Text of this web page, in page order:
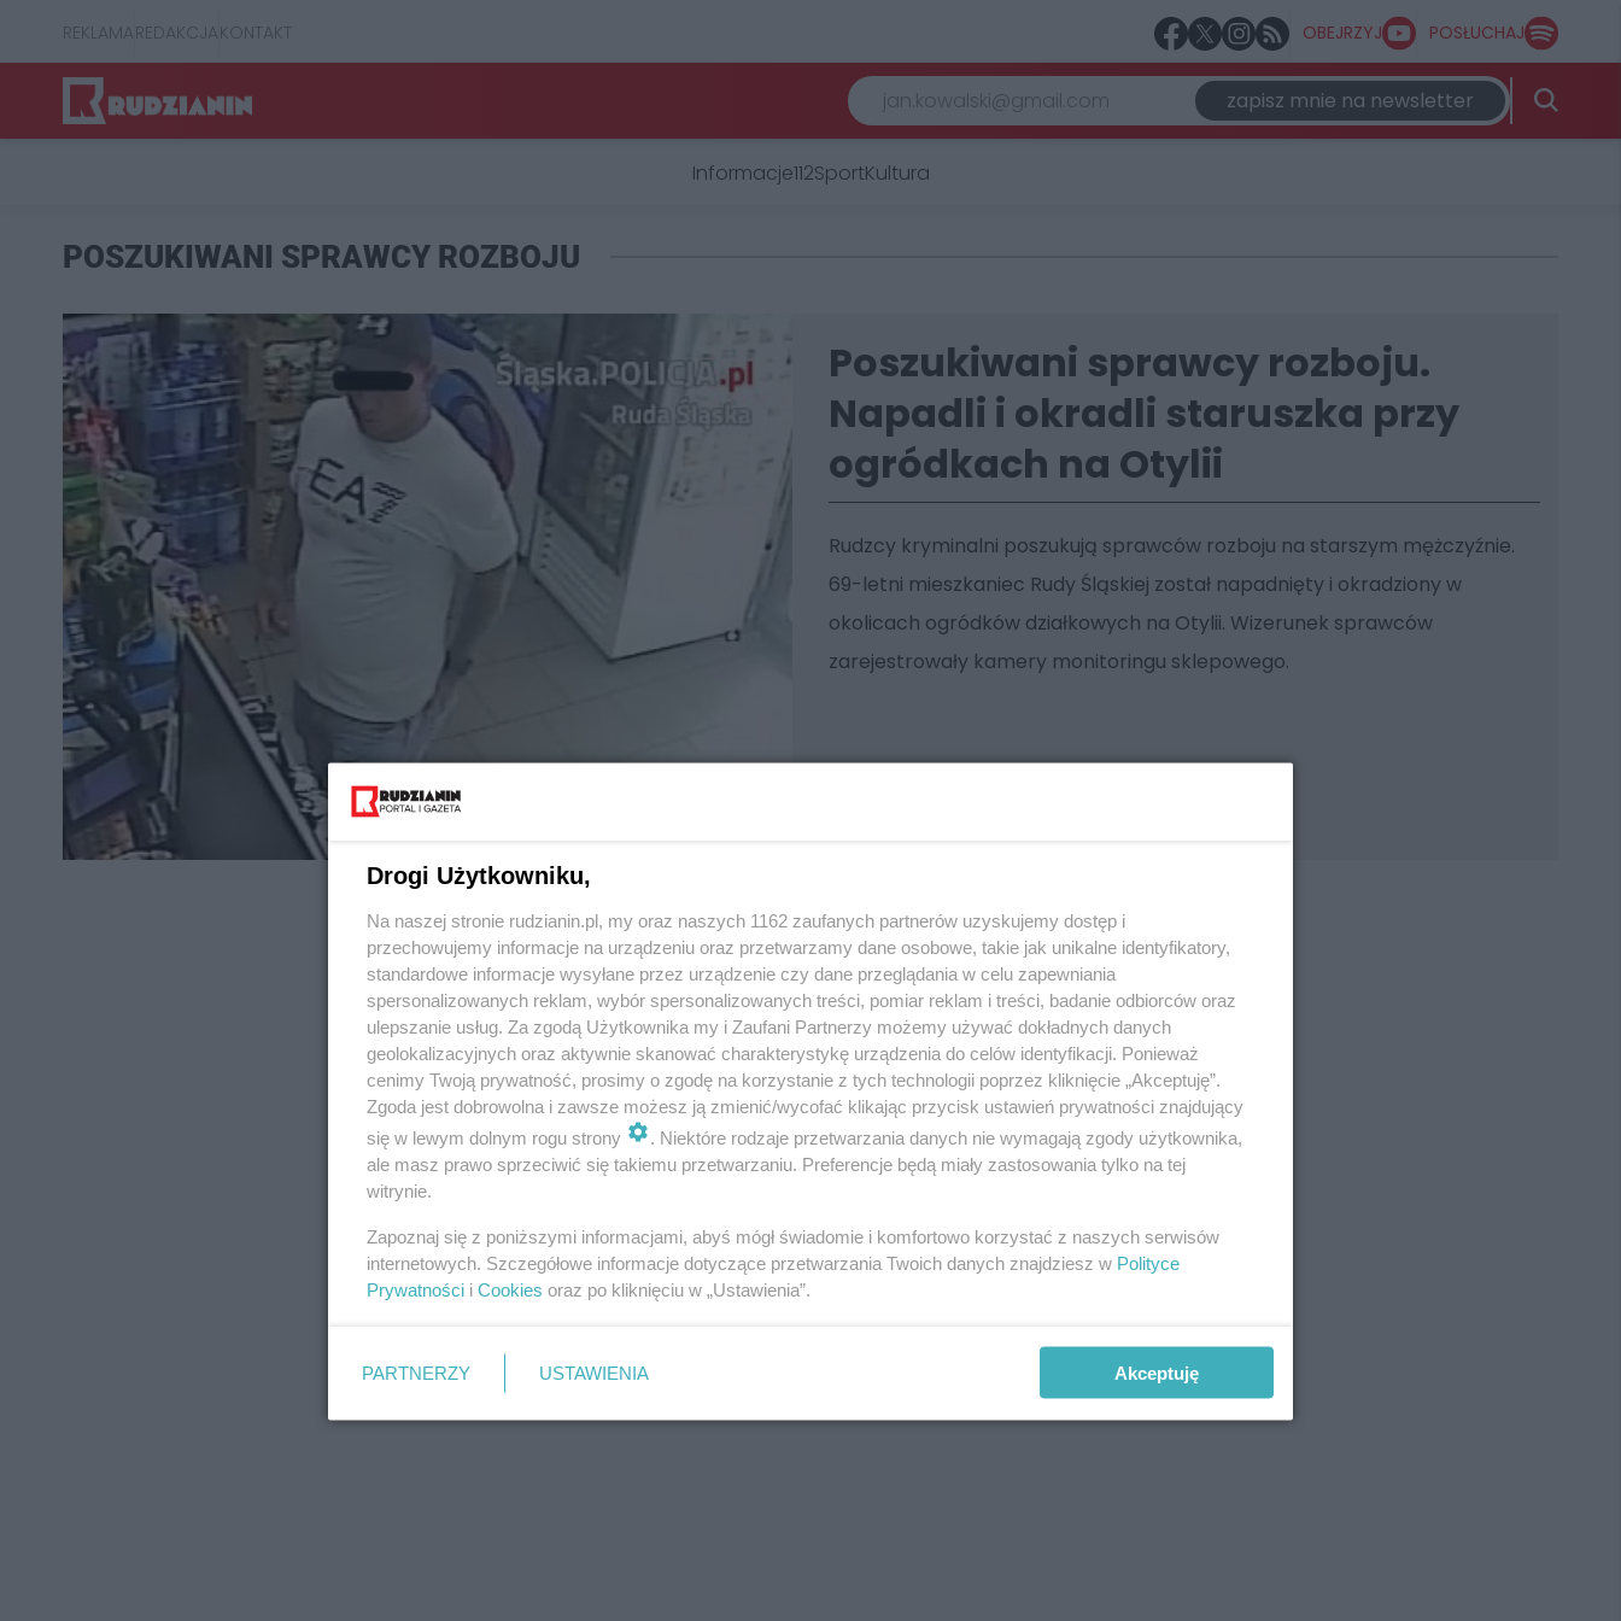
REKLAMAREDAKCJAKONTAKT OBEJRZYJ POSŁUCHAJ
zapisz mnie na newsletter
Informacje112SportKultura
POSZUKIWANI SPRAWCY ROZBOJU
Poszukiwani sprawcy rozboju.
Napadli i okradli staruszka przy
ogródkach na Otylii
Rudzcy kryminalni poszukują sprawców rozboju na starszym mężczyźnie.
69-letni mieszkaniec Rudy Śląskiej został napadnięty i okradziony w
okolicach ogródków działkowych na Otylii. Wizerunek sprawców
zarejestrowały kamery monitoringu sklepowego.
REKLAMA REKLAMA
Drogi Użytkowniku,
Na naszej stronie rudzianin.pl, my oraz naszych 1162 zaufanych partnerów uzyskujemy dostęp i
przechowujemy informacje na urządzeniu oraz przetwarzamy dane osobowe, takie jak unikalne identyfikatory,
standardowe informacje wysyłane przez urządzenie czy dane przeglądania w celu zapewniania
spersonalizowanych reklam, wybór spersonalizowanych treści, pomiar reklam i treści, badanie odbiorców oraz
ulepszanie usług. Za zgodą Użytkownika my i Zaufani Partnerzy możemy używać dokładnych danych
geolokalizacyjnych oraz aktywnie skanować charakterystykę urządzenia do celów identyfikacji. Ponieważ
cenimy Twoją prywatność, prosimy o zgodę na korzystanie z tych technologii poprzez kliknięcie „Akceptuję”.
Zgoda jest dobrowolna i zawsze możesz ją zmienić/wycofać klikając przycisk ustawień prywatności znajdujący
się w lewym dolnym rogu strony
. Niektóre rodzaje przetwarzania danych nie wymagają zgody użytkownika,
ale masz prawo sprzeciwić się takiemu przetwarzaniu. Preferencje będą miały zastosowania tylko na tej
witrynie.
Zapoznaj się z poniższymi informacjami, abyś mógł świadomie i komfortowo korzystać z naszych serwisów
internetowych. Szczegółowe informacje dotyczące przetwarzania Twoich danych znajdziesz w Polityce
Prywatności i Cookies oraz po kliknięciu w „Ustawienia”.
PARTNERZY USTAWIENIA Akceptuję